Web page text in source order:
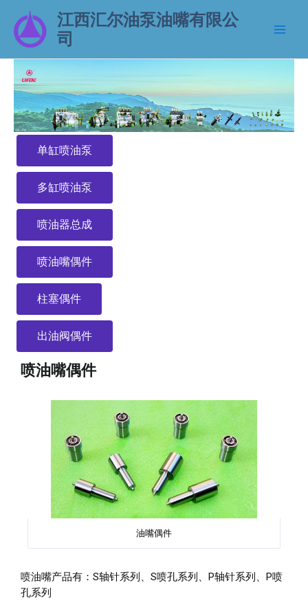
江西汇尔油泵油嘴有限公
司
单缸喷油泵
多缸喷油泵
喷油器总成
喷油嘴偶件
柱塞偶件
出油阀偶件
喷油嘴偶件
油嘴偶件
喷油嘴产品有：S轴针系列、S喷孔系列、P轴针系列、P喷
孔系列